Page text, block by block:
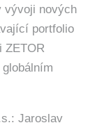
vývoji nových
portfolio
ZETOR
Jaroslav